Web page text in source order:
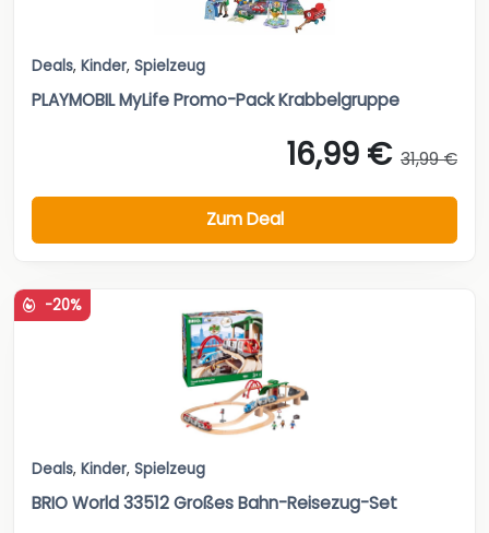
Deals, Kinder, Spielzeug
PLAYMOBIL MyLife Promo-Pack Krabbelgruppe
16,99 € 31,99 €
Zum Deal
-20%
Deals, Kinder, Spielzeug
BRIO World 33512 Großes Bahn-Reisezug-Set